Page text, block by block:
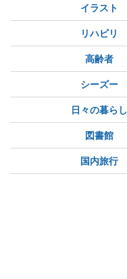
イラスト
リハビリ
高齢者
シーズー
日々の暮らし
図書館
国内旅行